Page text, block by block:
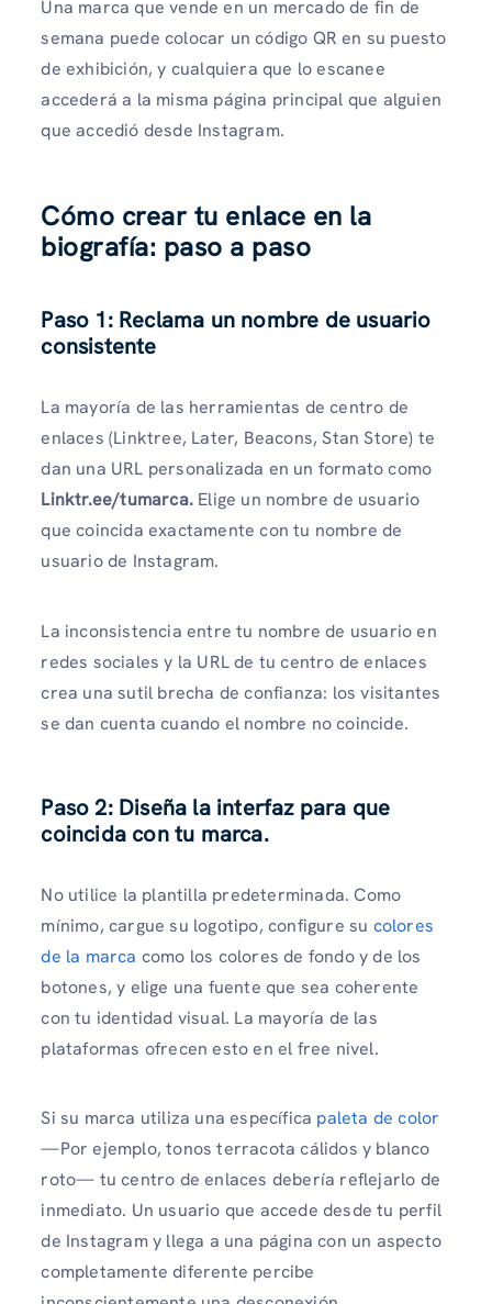
Una marca que vende en un mercado de fin de
semana puede colocar un código QR en su puesto
de exhibición, y cualquiera que lo escanee
accederá a la misma página principal que alguien
que accedió desde Instagram.
Cómo crear tu enlace en la
biografía: paso a paso
Paso 1: Reclama un nombre de usuario
consistente
La mayoría de las herramientas de centro de
enlaces (Linktree, Later, Beacons, Stan Store) te
dan una URL personalizada en un formato como
Linktr.ee/tumarca. Elige un nombre de usuario
que coincida exactamente con tu nombre de
usuario de Instagram.
La inconsistencia entre tu nombre de usuario en
redes sociales y la URL de tu centro de enlaces
crea una sutil brecha de confianza: los visitantes
se dan cuenta cuando el nombre no coincide.
Paso 2: Diseña la interfaz para que
coincida con tu marca.
No utilice la plantilla predeterminada. Como
mínimo, cargue su logotipo, configure su colores
de la marca como los colores de fondo y de los
botones, y elige una fuente que sea coherente
con tu identidad visual. La mayoría de las
plataformas ofrecen esto en el free nivel.
Si su marca utiliza una específica paleta de color
—Por ejemplo, tonos terracota cálidos y blanco
roto— tu centro de enlaces debería reflejarlo de
inmediato. Un usuario que accede desde tu perfil
de Instagram y llega a una página con un aspecto
completamente diferente percibe